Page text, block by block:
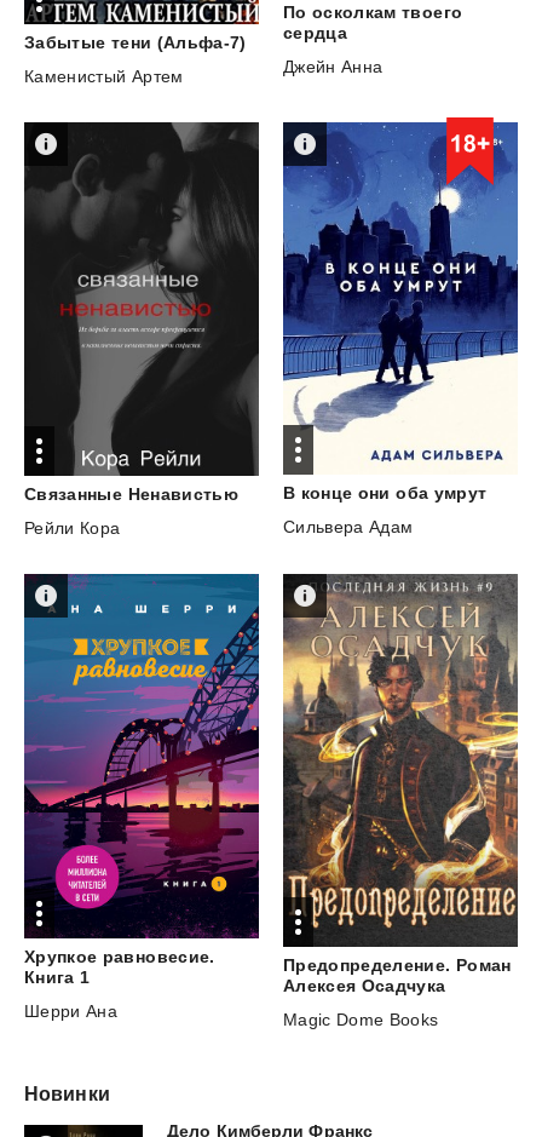
Забытые тени (Альфа-7)
Каменистый Артем
По осколкам твоего
сердца
Джейн Анна
Связанные Ненавистью
Рейли Кора
В конце они оба умрут
Сильвера Адам
Хрупкое равновесие.
Книга 1
Шерри Ана
Предопределение. Роман
Алексея Осадчука
Magic Dome Books
Новинки
Дело Кимберли Франкс